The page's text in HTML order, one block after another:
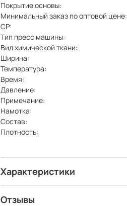
Покрытие основы:
Минимальный заказ по оптовой цене:
СР:
Тип пресс машины:
Вид химической ткани:
Ширина:
Температура:
Время:
Давление:
Примечание:
Намотка:
Состав:
Плотность:
Характеристики
Отзывы